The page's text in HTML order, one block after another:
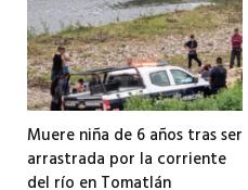
Muere niña de 6 años tras ser
arrastrada por la corriente
del río en Tomatlán